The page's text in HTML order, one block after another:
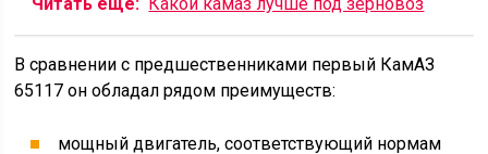
решетка. В рестайлинговой версии она стала U-
образной формы. Кабину сделали более
комфортабельной за счет регулируемой рулевой
колонки, приборной панели с антибликовым
регулировок. Опционально стали доступны подогрев